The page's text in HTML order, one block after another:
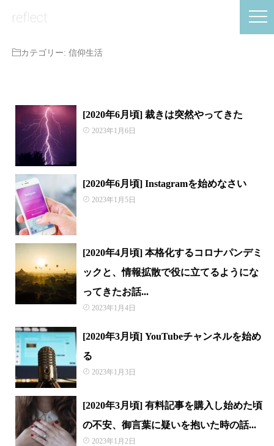
カテゴリー: 信仰生活
[2020年6月頃] 裁きは突然やってきた
2023年1月6日
[2020年6月頃] Instagramを始めなさい
2023年1月5日
[2020年4月頃] 本格化するコロナパンデミ
ックと、情報拡散で役に立てるようにな
ってきたお話...
2023年1月4日
[2020年3月頃] YouTubeチャンネルを始め
る
2023年1月3日
[2020年3月頃] 有料記事を購入し始めた頃
の不安、御言葉に疑いを抱いた時の話...
2023年1月2日